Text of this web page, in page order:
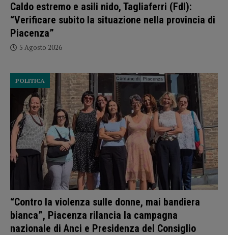
Caldo estremo e asili nido, Tagliaferri (FdI):
“Verificare subito la situazione nella provincia di
Piacenza”
5 Agosto 2026
“Contro la violenza sulle donne, mai bandiera
bianca”, Piacenza rilancia la campagna
nazionale di Anci e Presidenza del Consiglio
POLITICA